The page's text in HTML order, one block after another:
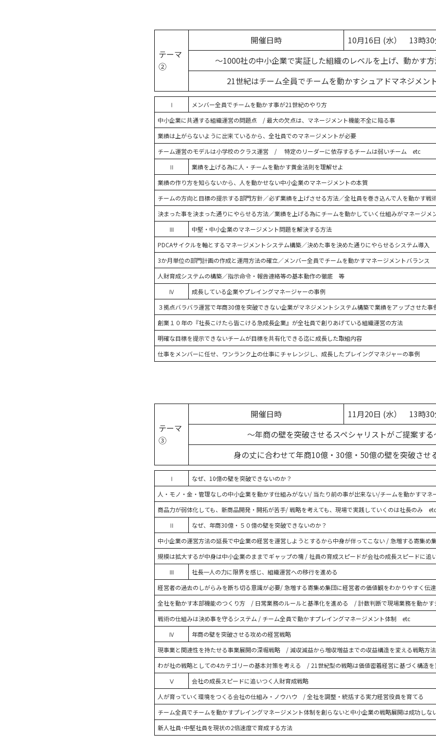
テーマ
②
開催日時
10月16日 (水） 13時30
～1000社の中小企業で実証した組織のレベルを上げ、動かす
21世紀はチーム全員でチームを動かすシュアドマネジメン
Ⅰ
メンバー全員でチームを動かす事が21世紀のやり方
中小企業に共通する組織運営の問題点 / 最大の欠点は、マネージメント機能不全に陥る事
業績は上がらないように出来ているから、全社員でのマネージメントが必要
チーム運営のモデルは小学校のクラス運営 / 特定のリーダーに依存するチームは弱いチーム etc
Ⅱ
業績を上げる為に人・チームを動かす黄金法則を理解せよ
業績の作り方を知らないから、人を動かせない中小企業のマネージメントの本質
チームの方向と目標の提示する部門方針／必ず業績を上げさせる方法／全社員を巻き込んで人を動かす戦
決まった事を決まった通りにやらせる方法／業績を上げる為にチームを動かしていく仕組みがマネージ
Ⅲ
中堅・中小企業のマネージメント問題を解決する方法
PDCAサイクルを軸とするマネージメントシステム構築／決めた事を決めた通りにやらせるシステム導入
3か月単位の部門計画の作成と運用方法の確立／メンバー全員でチームを動かすマネージメントバランス
人財育成システムの構築／指示命令・報告連絡等の基本動作の徹底 等
Ⅳ
成長している企業やプレイングマネージャーの事例
３拠点バラバラ運営で年商30億を突破できない企業がマネジメントシステム構築で業績をアップさせた事
創業１０年の『社長こけたら皆こける急成長企業』が全社員で創りあげている組織運営の方法
明確な目標を提示できないチームが目標を共有化できる迄に成長した取組内容
仕事をメンバーに任せ、ワンランク上の仕事にチャレンジし、成長したプレイングマネジャーの事例
テーマ
③
開催日時
11月20日 (水） 13時30
～年商の壁を突破させるスペシャリストがご提案する
身の丈に合わせて年商10億・30億・50億の壁を突破させ
Ⅰ
なぜ、10億の壁を突破できないのか？
人・モノ・金・管理なしの中小企業を動かす仕組みがない/ 当たり前の事が出来ない/チームを動かすマネ
商品力が弱体化しても、新商品開発・開拓が苦手/ 戦略を考えても、現場で実践していくのは社長のみ etc
Ⅱ
なぜ、年商30億・５０億の壁を突破できないのか？
中小企業の運営方法の延長で中企業の経営を運営しようとするから中身が伴ってこない / 急増する寄集め
規模は拡大するが中身は中小企業のままでギャップの塊 / 社員の育成スピードが会社の成長スピードに
Ⅲ
社長一人の力に限界を感じ、組織運営への移行を進める
経営者の過去のしがらみを断ち切る意識が必要/ 急増する寄集め集団に経営者の価値観をわかりやすく伝
全社を動かす本部機能のつくり方 / 日常業務のルールと基準化を進める / 計数判断で現場業務を動かす
戦術の仕組みは決め事を守るシステム / チーム全員で動かすプレイングマネージメント体制 etc
Ⅳ
年商の壁を突破させる攻めの経営戦略
現事業と関連性を持たせる事業展開の深堀戦略 / 減収減益から増収増益までの収益構造を変える戦略方法
わが社の戦略としての4カテゴリーの基本対策を考える / 21世紀型の戦略は価値密着経営に基づく構造を
Ⅴ
会社の成長スピードに追いつく人財育成戦略
人が育っていく環境をつくる会社の仕組み・ノウハウ / 全社を調整・統括する実力経営役員を育てる
チーム全員でチームを動かすプレイングマネージメント体制を創らないと中小企業の戦略展開は成功しな
新人社員･中堅社員を現状の2倍速度で育成する方法